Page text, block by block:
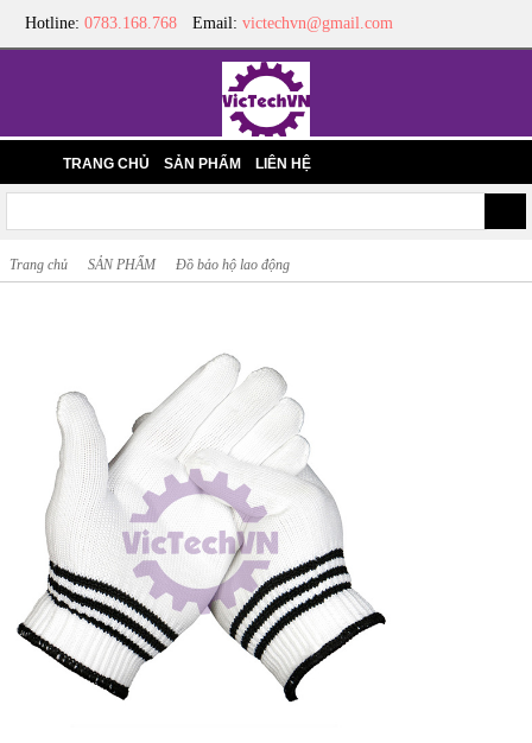
Hotline: 0783.168.768 Email: victechvn@gmail.com
TRANG CHỦ SẢN PHẨM LIÊN HỆ
Trang chủ SẢN PHẨM Đồ bảo hộ lao động